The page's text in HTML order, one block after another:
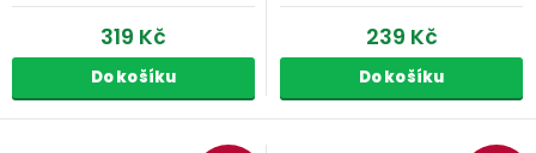
319 Kč
Do košíku
239 Kč
Do košíku